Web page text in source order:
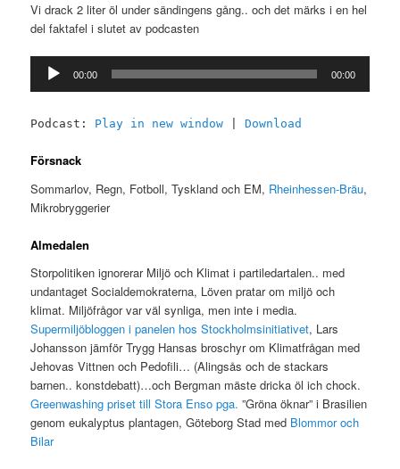
Vi drack 2 liter öl under sändingens gång.. och det märks i en hel
del faktafel i slutet av podcasten
00:00 00:00
Podcast: Play in new window |Download
Försnack
Sommarlov, Regn, Fotboll, Tyskland och EM, Rheinhessen-Bräu,
Mikrobryggerier
Almedalen
Storpolitiken ignorerar Miljö och Klimat i partiledartalen.. med
undantaget Socialdemokraterna, Löven pratar om miljö och
klimat. Miljöfrågor var väl synliga, men inte i media.
Supermiljöbloggen i panelen hos Stockholmsinitiativet, Lars
Johansson jämför Trygg Hansas broschyr om Klimatfrågan med
Jehovas Vittnen och Pedofili… (Alingsås och de stackars
barnen.. konstdebatt)…och Bergman mäste dricka öl ich chock.
Greenwashing priset till Stora Enso pga. ”Gröna öknar” i Brasilien
genom eukalyptus plantagen, Göteborg Stad med Blommor och
Bilar